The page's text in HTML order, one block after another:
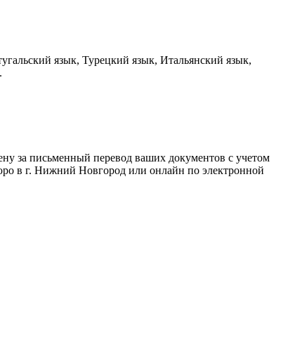
язык, Турецкий язык, Итальянский язык,
за письменный перевод ваших документов с учетом
в г. Нижний Новгород или онлайн по электронной